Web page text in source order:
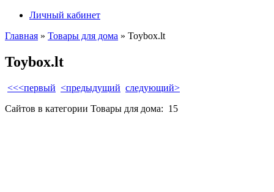
Личный кабинет
Главная » Товары для дома » Toybox.lt
Toybox.lt
<<<первый <предыдущий следующий>
Сайтов в категории Товары для дома: 15